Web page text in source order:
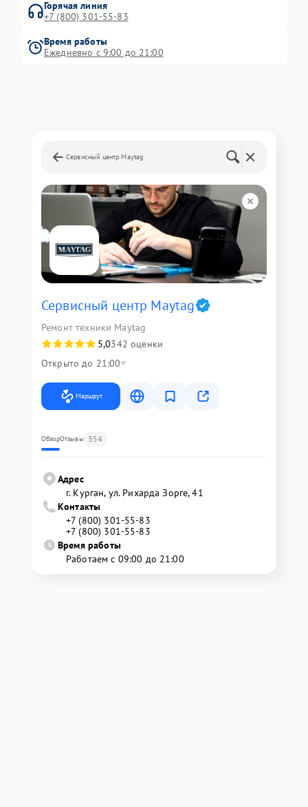
Горячая линия
+7 (800) 301-55-83
Время работы
Ежедневно с 9:00 до 21:00
Сервисный центр Maytag
Сервисный центр Maytag
Ремонт техники Maytag
5,0342 оценки
Открыто до 21:00
Маршрут
ОбзорОтзывы 354
Адрес
г. Курган, ул. Рихарда Зорге, 41
Контакты
+7 (800) 301-55-83
+7 (800) 301-55-83
Время работы
Работаем с 09:00 до 21:00